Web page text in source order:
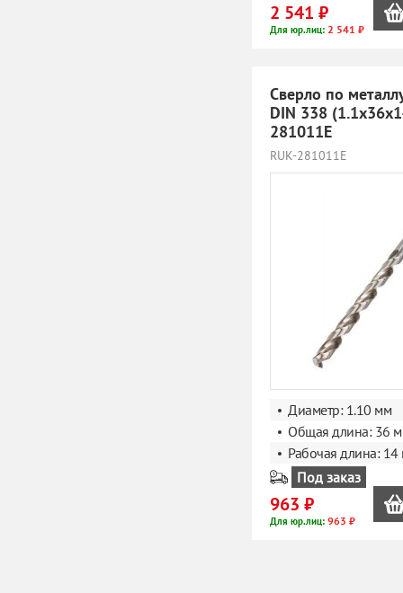
2 541 ₽
Для юр.лиц: 2 541 ₽
Сверло по
DIN 338
281011E
RUK-281011E
Диаметр: 1.10 мм
Общая длина: 36
Рабочая длина:
Под заказ
963 ₽
Для юр.лиц: 963 ₽